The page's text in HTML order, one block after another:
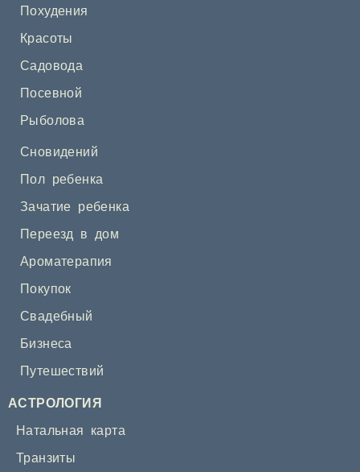
Похудения
Красоты
Садовода
Посевной
Рыболова
Сновидений
Пол ребенка
Зачатие ребенка
Переезд в дом
Ароматерапия
Покупок
Свадебный
Бизнеса
Путешествий
АСТРОЛОГИЯ
Натальная карта
Транзиты